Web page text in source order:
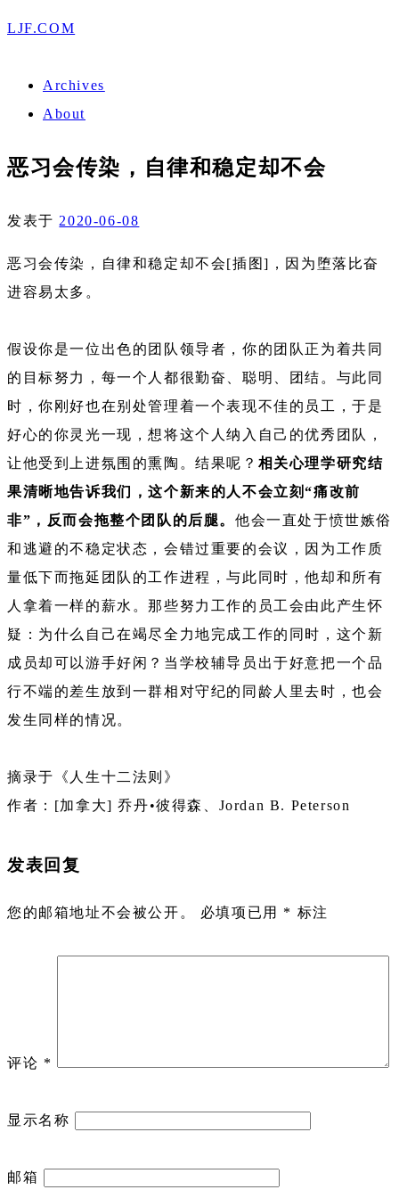
LJF.COM
Archives
About
恶习会传染，自律和稳定却不会
发表于 2020-06-08
恶习会传染，自律和稳定却不会[插图]，因为堕落比奋
进容易太多。
假设你是一位出色的团队领导者，你的团队正为着共同
的目标努力，每一个人都很勤奋、聪明、团结。与此同
时，你刚好也在别处管理着一个表现不佳的员工，于是
好心的你灵光一现，想将这个人纳入自己的优秀团队，
让他受到上进氛围的熏陶。结果呢？ 相关心理学研究结
果清晰地告诉我们，这个新来的人不会立刻“痛改前
非”，反而会拖整个团队的后腿。 他会一直处于愤世嫉俗
和逃避的不稳定状态，会错过重要的会议，因为工作质
量低下而拖延团队的工作进程，与此同时，他却和所有
人拿着一样的薪水。那些努力工作的员工会由此产生怀
疑：为什么自己在竭尽全力地完成工作的同时，这个新
成员却可以游手好闲？当学校辅导员出于好意把一个品
行不端的差生放到一群相对守纪的同龄人里去时，也会
发生同样的情况。
摘录于《人生十二法则》
作者：[加拿大] 乔丹•彼得森、Jordan B. Peterson
发表回复
您的邮箱地址不会被公开。 必填项已用 * 标注
评论 *
显示名称
邮箱